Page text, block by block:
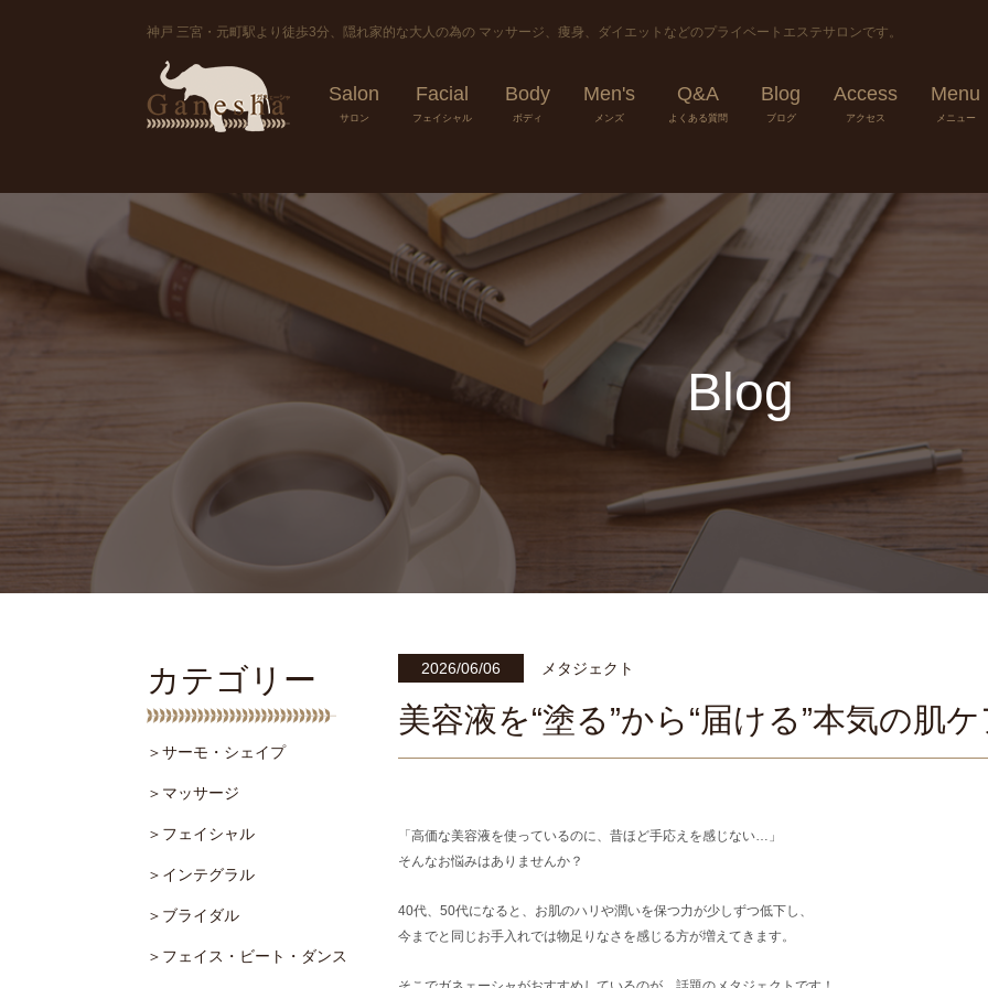
神戸 三宮・元町駅より徒歩3分、隠れ家的な大人の為の マッサージ、痩身、ダイエットなどのプライベートエステサロンです。
Salon
サロン
Facial
フェイシャル
Body
ボディ
Men's
メンズ
Q&A
よくある質問
Blog
ブログ
Access
アクセス
Menu
メニュー
Blog
2026/06/06 メタジェクト
美容液を“塗る”から“届ける”本気の肌
「高価な美容液を使っているのに、昔ほど手応えを感じない…」
そんなお悩みはありませんか？
40代、50代になると、お肌のハリや潤いを保つ力が少しずつ低下し、
今までと同じお手入れでは物足りなさを感じる方が増えてきます。
カテゴリー
＞サーモ・シェイプ
＞マッサージ
＞フェイシャル
＞インテグラル
＞ブライダル
＞フェイス・ビート・ダンス